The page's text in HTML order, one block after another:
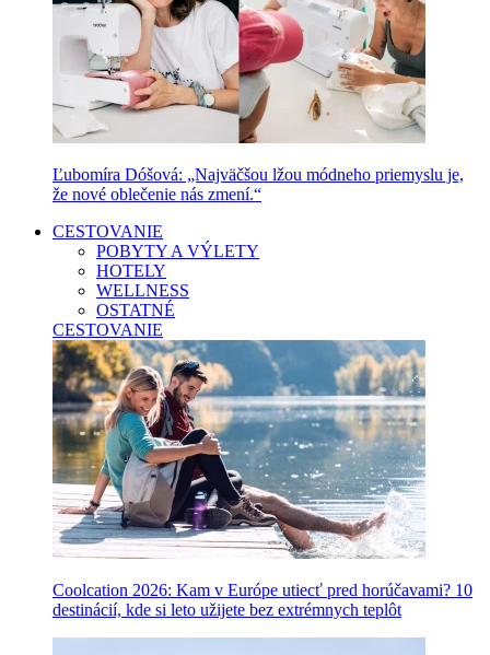
Ľubomíra Dóšová: „Najväčšou lžou módneho priemyslu je,
že nové oblečenie nás zmení.“
CESTOVANIE
POBYTY A VÝLETY
HOTELY
WELLNESS
OSTATNÉ
CESTOVANIE
Coolcation 2026: Kam v Európe utiecť pred horúčavami? 10
destinácií, kde si leto užijete bez extrémnych teplôt